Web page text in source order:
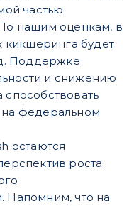
частью
нашим оценкам, в
кикшеринга будет
Поддержке
и снижению
федеральном
остаются
роста
Напомним, что на